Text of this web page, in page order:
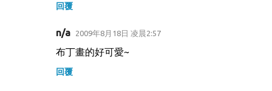
回覆
n/a 2009年8月18日 凌晨2:57
布丁畫的好可愛~
回覆